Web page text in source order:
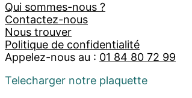
Qui sommes-nous ?
Contactez-nous
Nous trouver
Politique de confidentialité
Appelez-nous au : 01 84 80 72 99
Telecharger notre plaquette